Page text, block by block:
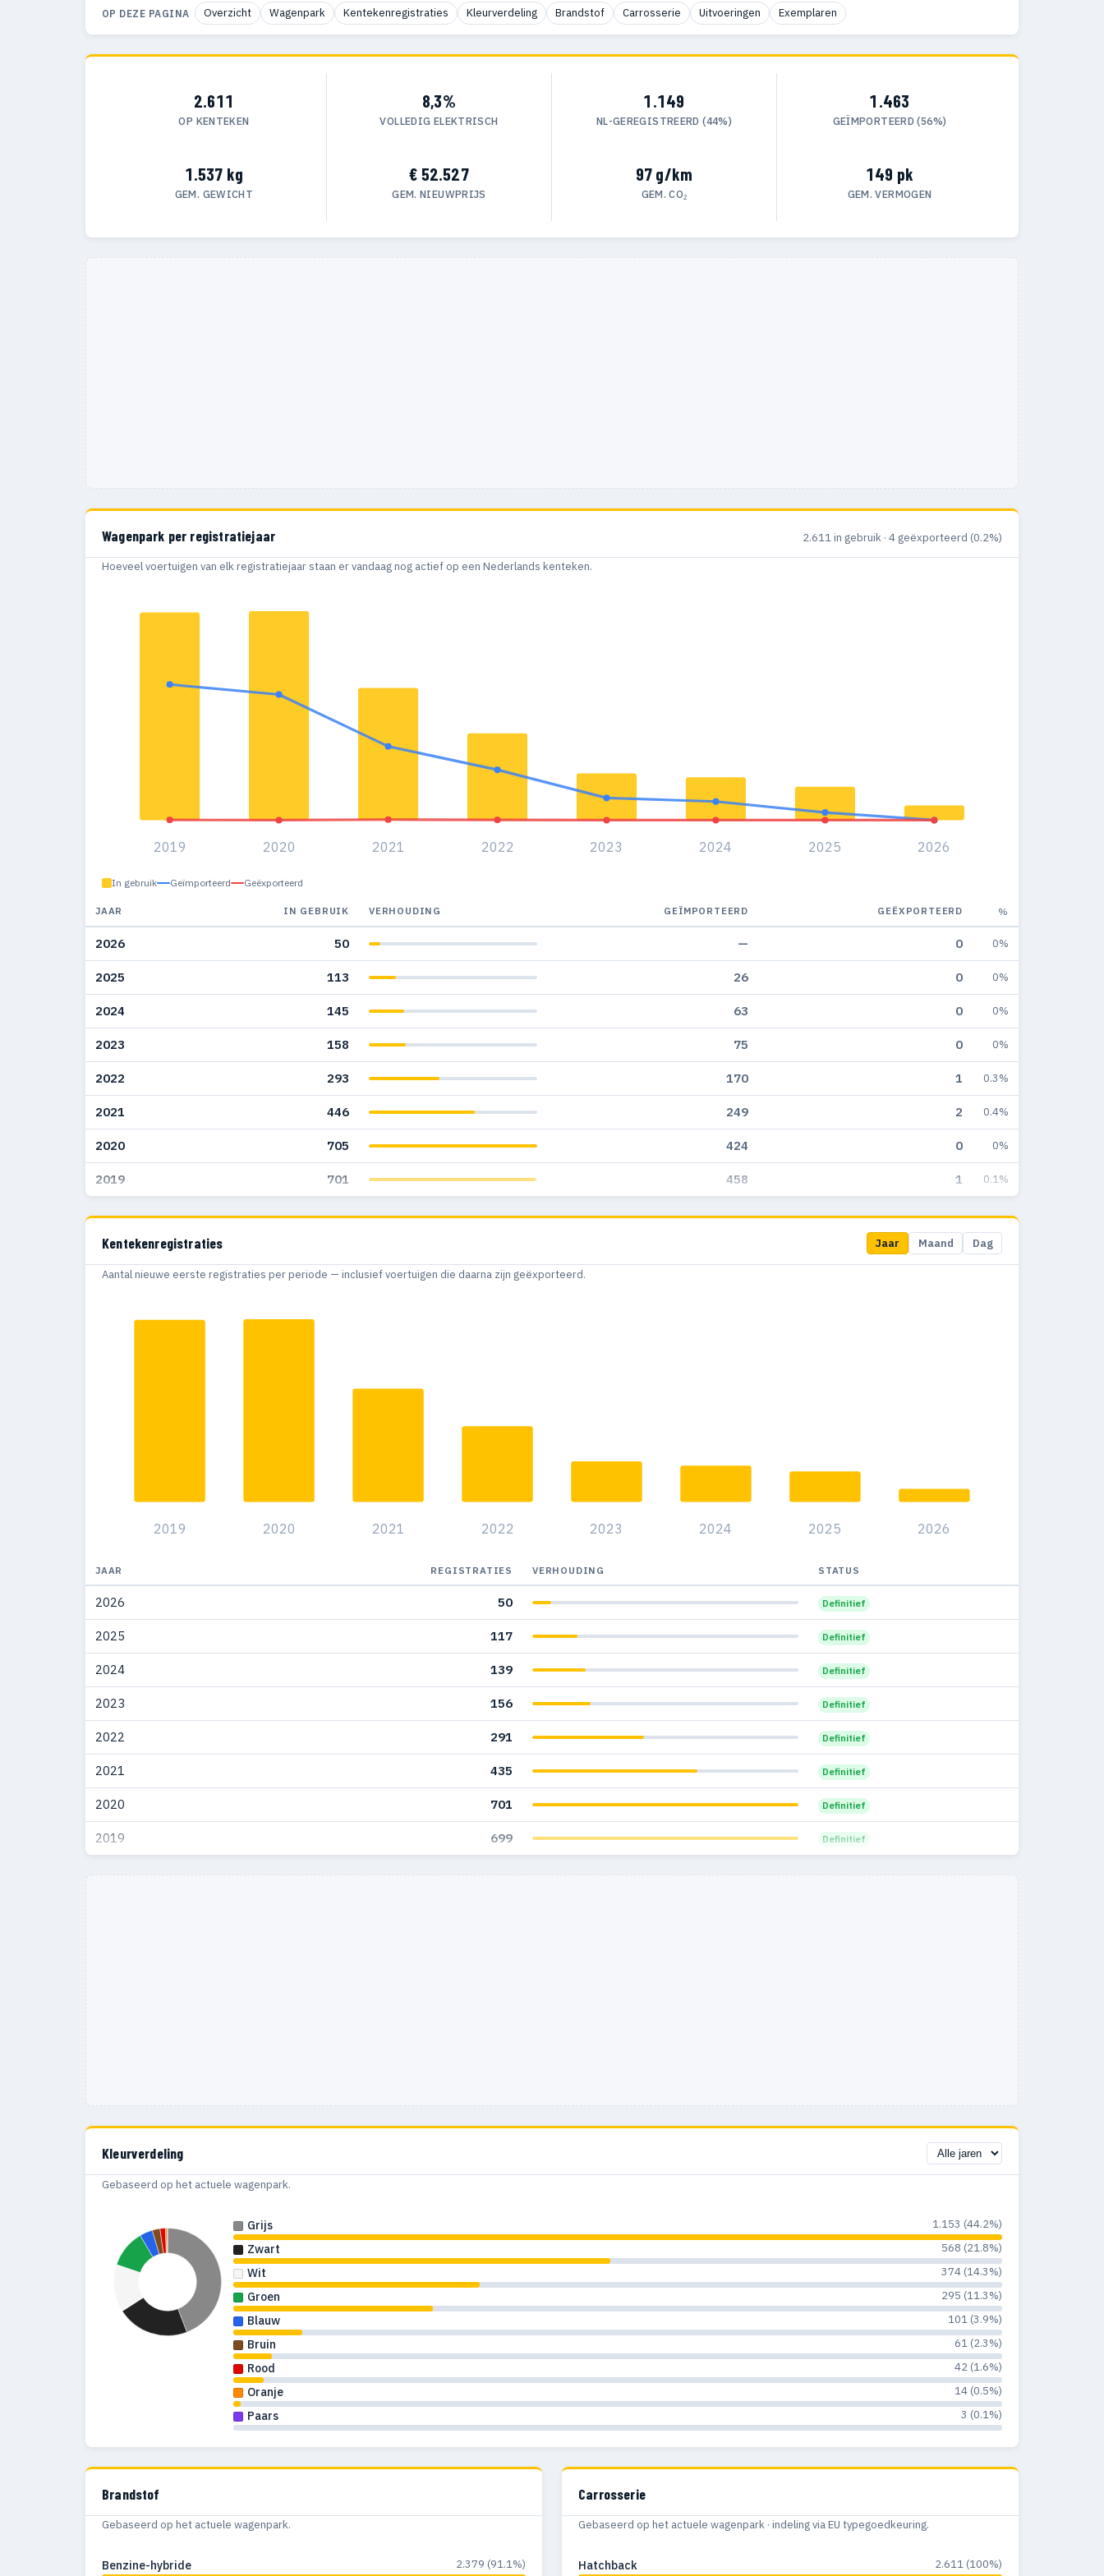
OP DEZE PAGINA Overzicht Wagenpark Kentekenregistraties Kleurverdeling Brandstof Carrosserie Uitvoeringen Exemplaren
2.611
OP KENTEKEN
8,3%
VOLLEDIG ELEKTRISCH
1.149
NL-GEREGISTREERD (44%)
1.463
GEÏMPORTEERD (56%)
1.537 kg
GEM. GEWICHT
€ 52.527
GEM. NIEUWPRIJS
97 g/km
GEM. CO₂
149 pk
GEM. VERMOGEN
Wagenpark per registratiejaar 2.611 in gebruik · 4 geëxporteerd (0.2%)
Hoeveel voertuigen van elk registratiejaar staan er vandaag nog actief op een Nederlands kenteken.
2019 2020 2021 2022 2023 2024 2025 2026
In gebruik Geïmporteerd Geëxporteerd
JAAR IN GEBRUIK VERHOUDING GEÏMPORTEERD GEËXPORTEERD %
2026 50 — 0 0%
2025 113 26 0 0%
2024 145 63 0 0%
2023 158 75 0 0%
2022 293 170 1 0.3%
2021 446 249 2 0.4%
2020 705 424 0 0%
2019 701 458 1 0.1%
Kentekenregistraties Jaar Maand Dag
Aantal nieuwe eerste registraties per periode — inclusief voertuigen die daarna zijn geëxporteerd.
2019 2020 2021 2022 2023 2024 2025 2026
JAAR REGISTRATIES VERHOUDING STATUS
2026 50 Definitief
2025 117 Definitief
2024 139 Definitief
2023 156 Definitief
2022 291 Definitief
2021 435 Definitief
2020 701 Definitief
2019 699 Definitief
Kleurverdeling
Gebaseerd op het actuele wagenpark.
Grijs 1.153 (44.2%)
Zwart 568 (21.8%)
Wit 374 (14.3%)
Groen 295 (11.3%)
Blauw 101 (3.9%)
Bruin 61 (2.3%)
Rood 42 (1.6%)
Oranje 14 (0.5%)
Paars 3 (0.1%)
Brandstof
Gebaseerd op het actuele wagenpark.
Benzine-hybride 2.379 (91.1%)
Carrosserie
Gebaseerd op het actuele wagenpark · indeling via EU typegoedkeuring.
Hatchback 2.611 (100%)